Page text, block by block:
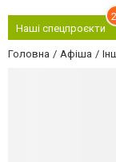
Наші спецпроєкти
Головна Афіша